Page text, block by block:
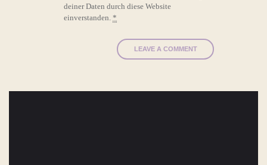
deiner Daten durch diese Website
einverstanden.*